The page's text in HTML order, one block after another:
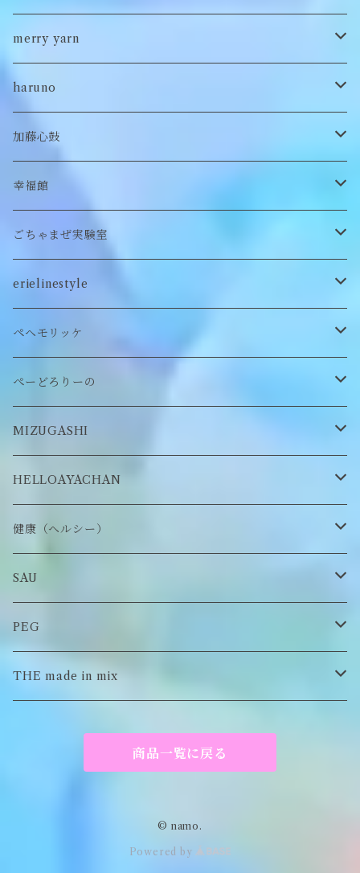
ポンチョ
雑貨
キッズ
チョーカー
ヘアバレッタ
付け襟
カードケース
ロンT
Tシャツ
キーホルダー
ぬいぐるみ
クッション
パンツ
スカート
シューズ/サンダル
セットアップ
ブローチ
ぬいぐるみブローチ
ぬいぐるみリング
ぬいぐるみ鏡
ぬいぐるみキーホルダー
ぬいぐるみマフラー
ステッカー
ぬいぐるみヘアピン
缶バッヂ
ロンT
ステッカー・シール
チャーム
Tシャツ
イヤーマフラー
ブローチ
マフラー
merry yarn
帽子
haruno
ヘアゴム
靴下
キーホルダー
加藤心鼓
ロンT
幸福館
トレーナー
ロンT
CAP
other
Tシャツ
ごちゃまぜ実験室
バッグ
アクセサリー
雑貨
erielinestyle
ピアス/イヤリング
ネックレス
マスクチェーン
ペヘモリッケ
帽子
キーホルダー
ブローチ
ぺーどろりーの
靴下
スタイ
MIZUGASHI
帽子
アクセサリー
HELLOAYACHAN
ピアス/イヤリング
健康（ヘルシー）
ロンT
スウェット/パーカー
Tシャツ
SAU
ロンT
スウェット/パーカー
PEG
キーチャーム
THE made in mix
商品一覧に戻る
© namo.
Powered by